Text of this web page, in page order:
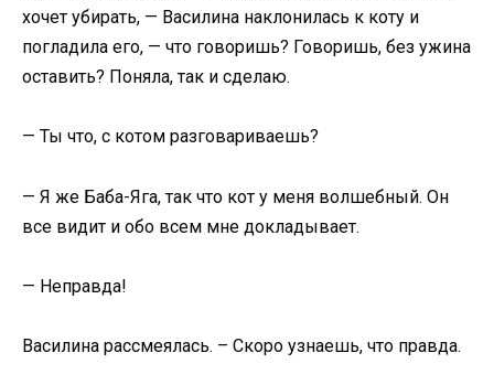
хочет убирать, — Василина наклонилась к коту и
погладила его, — что говоришь? Говоришь, без ужина
оставить? Поняла, так и сделаю.
— Ты что, с котом разговариваешь?
— Я же Баба-Яга, так что кот у меня волшебный. Он
все видит и обо всем мне докладывает.
— Неправда!
Василина рассмеялась. – Скоро узнаешь, что правда.